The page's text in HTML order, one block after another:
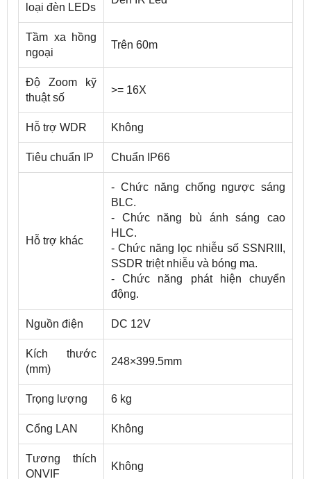
loại đèn LEDs
Tầm xa hồng
ngoại
Trên 60m
Độ Zoom kỹ
thuật số
>= 16X
Hỗ trợ WDR Không
Tiêu chuẩn IP Chuẩn IP66
Hỗ trợ khác
- Chức năng chống ngược sáng
BLC.
- Chức năng bù ánh sáng cao
HLC.
- Chức năng lọc nhiễu số SSNRIII,
SSDR triệt nhiễu và bóng ma.
- Chức năng phát hiện chuyển
động.
Nguồn điện DC 12V
Kích thước
(mm)
248×399.5mm
Trọng lượng 6 kg
Cổng LAN Không
Tương thích
ONVIF
Không